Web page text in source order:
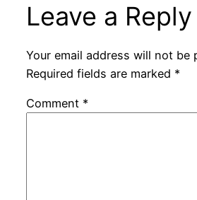
Leave a Reply
Your email address will not be
Required fields are marked *
Comment *